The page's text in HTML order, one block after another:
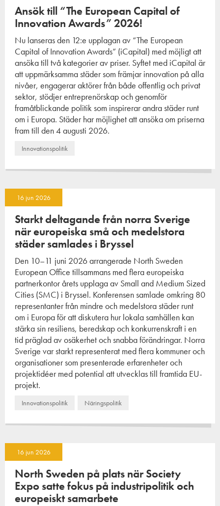
Ansök till “The European Capital of
Innovation Awards” 2026!
Nu lanseras den 12:e upplagan av “The European
Capital of Innovation Awards” (iCapital) med möjligt att
ansöka till två kategorier av priser. Syftet med iCapital är
att uppmärksamma städer som främjar innovation på alla
nivåer, engagerar aktörer från både offentlig och privat
sektor, stödjer entreprenörskap och genomför
framåtblickande politik som inspirerar andra städer runt
om i Europa. Städer har möjlighet att ansöka om priserna
fram till den 4 augusti 2026.
Innovationspolitik
16 jun 2026
Starkt deltagande från norra Sverige
när europeiska små och medelstora
städer samlades i Bryssel
Den 10–11 juni 2026 arrangerade North Sweden
European Office tillsammans med flera europeiska
partnerkontor årets upplaga av Small and Medium Sized
Cities (SMC) i Bryssel. Konferensen samlade omkring 80
representanter från mindre och medelstora städer runt
om i Europa för att diskutera hur lokala samhällen kan
stärka sin resiliens, beredskap och konkurrenskraft i en
tid präglad av osäkerhet och snabba förändringar. Norra
Sverige var starkt representerat med flera kommuner och
organisationer som presenterade erfarenheter och
projektidéer med potential att utvecklas till framtida EU-
projekt.
Innovationspolitik Näringspolitik
16 jun 2026
North Sweden på plats när Society
Expo satte fokus på industripolitik och
europeiskt samarbete